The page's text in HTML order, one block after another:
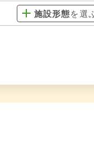
施設形態を選